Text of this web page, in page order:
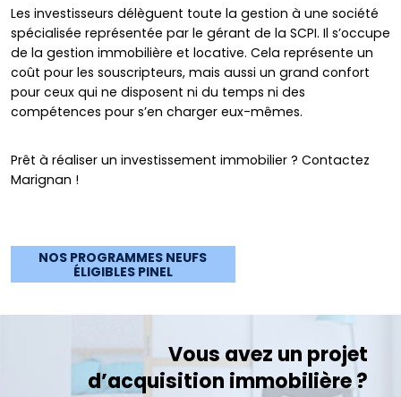
Les investisseurs délèguent toute la gestion à une société
spécialisée représentée par le gérant de la SCPI. Il s’occupe
de la gestion immobilière et locative. Cela représente un
coût pour les souscripteurs, mais aussi un grand confort
pour ceux qui ne disposent ni du temps ni des
compétences pour s’en charger eux-mêmes.
Prêt à réaliser un investissement immobilier ? Contactez
Marignan !
NOS PROGRAMMES NEUFS
ÉLIGIBLES PINEL
Vous avez un projet
d’acquisition immobilière ?